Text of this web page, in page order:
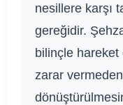
nesillere karşı
gereğidir.
bilinçle hareket
zarar